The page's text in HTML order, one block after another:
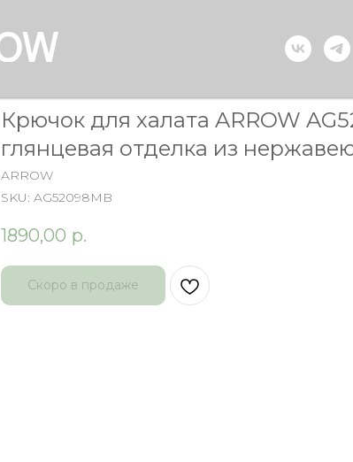
Крючок для халата ARROW
глянцевая отделка из
ARROW
SKU: AG52098MB
1890,00 р.